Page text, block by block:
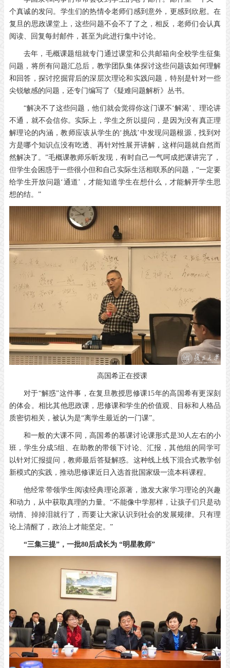
个真诚的发问。学生们的热情令老师们感到意外，更感到欣慰。在
复旦的思政课堂上，这些问题不会不了了之，相反，老师们会认真
阅读、回复每封邮件，甚至为此进行集中讨论。
去年，毛概课题组就专门通过课堂和公共邮箱向全校学生征集
问题，将所有问题汇总后，教学团队集体探讨这些问题该如何理解
和回答，探讨挖掘背后的深层次理论和实践问题，特别是针对一些
尖锐敏感的问题，还专门编写了《疑难问题解析》丛书。
“解决不了这些问题，他们就会觉得你这门课不‘解渴’、理论讲
不通，就不会信你。实际上，学生之所以提问，是因为没有真正理
解理论的内涵，教师应该从学生的‘挑战’中发现问题根源，找到对
方是哪个知识点没有吃透、再针对性展开讲解，这样问题就自然而
然解决了。”毛概课教师乐昕发现，有时自己一气呵成把课讲完了，
但学生会困惑于一些很小但和自己实际生活相联系的问题，“一定要
给学生开放问题‘通道’，才能知道学生在想什么，才能解开学生思
想的结。”
高国希正在授课
对于“解惑”这件事，在复旦教授思修课15年的高国希有更深刻
的体会。相比其他思政课，思修课和学生的价值观、目标和人格品
质密切相关，被认为是“离学生最近的一门课”。
和一般的大课不同，高国希的慕课讨论课形式是30人左右的小
班，学生分成5组、在助教的带领下讨论、汇报，其他组的同学可
以针对汇报提问，教师最后答疑解惑。这种线上线下混合式教学创
新模式的实践，推动思修课近日入选首批国家级一流本科课程。
他经常带领学生阅读经典理论原著，激发大家学习理论的兴趣
和动力，从中获取真理的力量。“不能像中学那样，让孩子们只是动
动情、掉掉泪就行了，而要让大家认识到社会的发展规律。只有理
论上清醒了，政治上才能坚定。”
“三集三提”， 一批80后成长为 “明星教师”